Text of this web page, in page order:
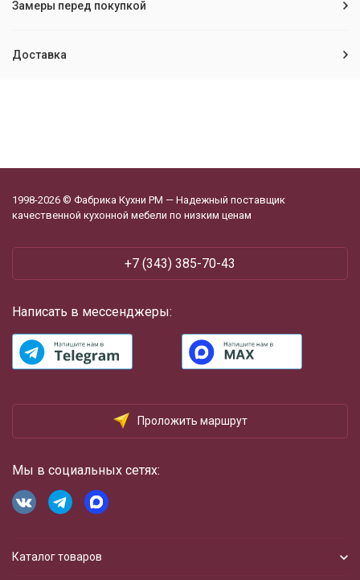
Замеры перед покупкой
Доставка
1998-2026 © Фабрика Кухни РМ — Надежный поставщик
качественной кухонной мебели по низким ценам
+7 (343) 385-70-43
Написать в мессенджеры:
Проложить маршрут
Мы в социальных сетях:
Каталог товаров